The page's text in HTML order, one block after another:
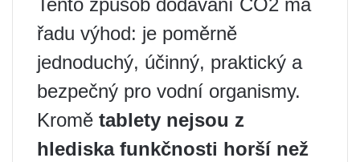
Tento způsob dodávání CO2 má
řadu výhod: je poměrně
jednoduchý, účinný, praktický a
bezpečný pro vodní organismy.
Kromě tablety nejsou z
hlediska funkčnosti horší než